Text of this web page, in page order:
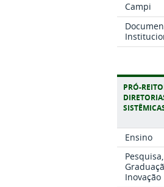
Campi
PRÓ-
Ensino
Inovação